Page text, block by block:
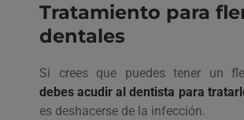
Tratamiento para
dentales
Si crees que puedes tener un
debes acudir al dentista para
es deshacerse de la infección.